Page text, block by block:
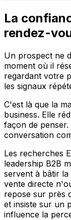
La
rendez-
Un prospect ne
moment où il
regardant votre
les signaux
C'est là que la
business. Elle
façon de
conversation
Les recherches
leadership B2B
servent à bâtir
vente directe
repose sur près
et insiste sur un
influence la